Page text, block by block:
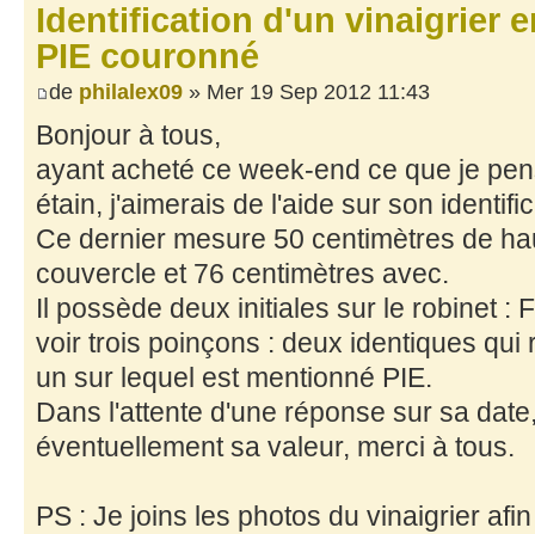
Identification d'un vinaigrier
PIE couronné
de philalex09 » Mer 19 Sep 2012 11:43
Bonjour à tous,
ayant acheté ce week-end ce que je
étain, j'aimerais de l'aide sur son
Ce dernier mesure 50 centimètres de
couvercle et 76 centimètres avec.
Il possède deux initiales sur le robinet :
voir trois poinçons : deux identiques qui
un sur lequel est mentionné PIE.
Dans l'attente d'une réponse sur sa
éventuellement sa valeur, merci à tous.
PS : Je joins les photos du vinaigrier